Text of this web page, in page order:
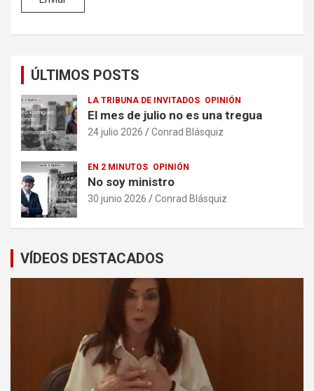
ÚLTIMOS POSTS
LA TRIBUNA DE INVITADOS OPINIÓN
El mes de julio no es una tregua
24 julio 2026 Conrad Blásquiz
EN 2 MINUTOS OPINIÓN
No soy ministro
30 junio 2026 Conrad Blásquiz
VÍDEOS DESTACADOS